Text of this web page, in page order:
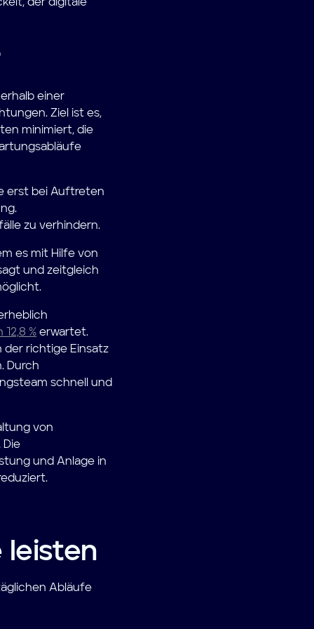
der digitale
einer
Ziel ist es,
minimiert, die
erst bei Auftreten
zu verhindern.
es mit Hilfe von
und zeitgleich
% erwartet.
der richtige Einsatz
Durch
schnell und
von
Die
und Anlage in
leisten
Abläufe